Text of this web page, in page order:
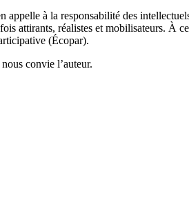
à la responsabilité des
attirants, réalistes et mobilisateurs. À
(Écopar).
convie l’auteur.